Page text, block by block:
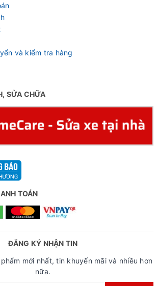
fixed gear Calli F3000 - Bạc
xe hãng Calli mềm mại
vành cao 4cm, không chỉ tạo nên vẻ
mẽ mà còn gia tăng sự ổn định khi di
lái, có thể thực hiện các chuyến đi dài
mệt mỏi.
và kiểm tra hàng
SỬA CHỮA
TOÁN
ĐĂNG KÝ NHẬN TIN
mới nhất, tin khuyến mãi và nhiều hơn
nữa.